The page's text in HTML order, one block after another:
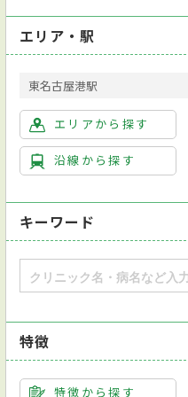
エリア・駅
東名古屋港駅
エリアから探す
沿線から探す
キーワード
特徴
特徴から探す